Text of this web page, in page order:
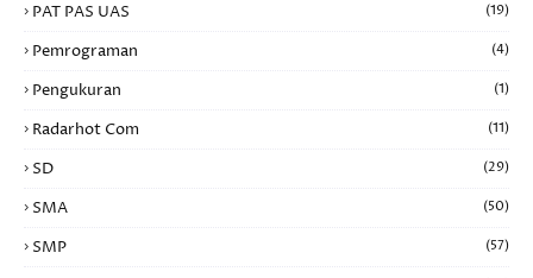
PAT PAS UAS (19)
Pemrograman (4)
Pengukuran (1)
Radarhot Com (11)
SD (29)
SMA (50)
SMP (57)